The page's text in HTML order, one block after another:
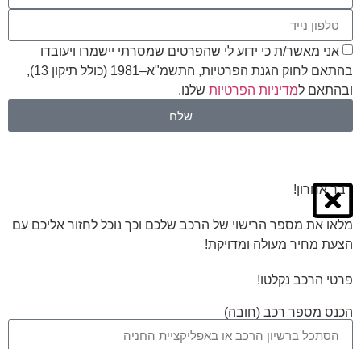
אני מאשר/ת כי ידוע לי שהפרטים שמסרתי יישמרו ויעובדו
בהתאם לחוק הגנת הפרטיות, התשמ"א–1981 (כולל תיקון 13),
ובהתאם ל מדיניות הפרטיותשלנו.
שלח
דבר אחרון!
מלאו את מספר הרישוי של הרכב שלכם וכך נוכל לחזור אליכם עם
הצעת מחיר מעולה ומדויקת!
פרטי הרכב נקלטו!
הכנס מספר רכב (חובה)